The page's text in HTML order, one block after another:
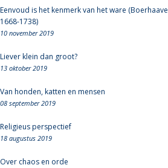
Eenvoud is het kenmerk van het ware (Boerhaave
1668-1738)
10 november 2019
Liever klein dan groot?
13 oktober 2019
Van honden, katten en mensen
08 september 2019
Religieus perspectief
18 augustus 2019
Over chaos en orde